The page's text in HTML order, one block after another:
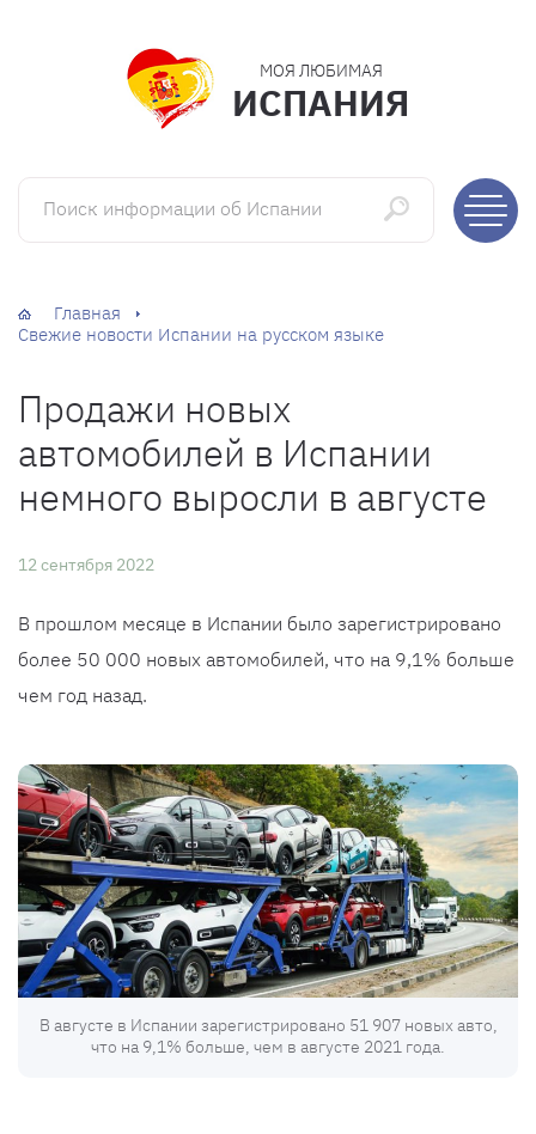
МОЯ ЛЮБИМАЯ
ИСПАНИЯ
Поиск информации об Испании
Главная
Свежие новости Испании на русском языке
Продажи новых
автомобилей в Испании
немного выросли в августе
12 сентября 2022
В прошлом месяце в Испании было зарегистрировано
более 50 000 новых автомобилей, что на 9,1% больше
чем год назад.
В августе в Испании зарегистрировано 51 907 новых авто,
что на 9,1% больше, чем в августе 2021 года.